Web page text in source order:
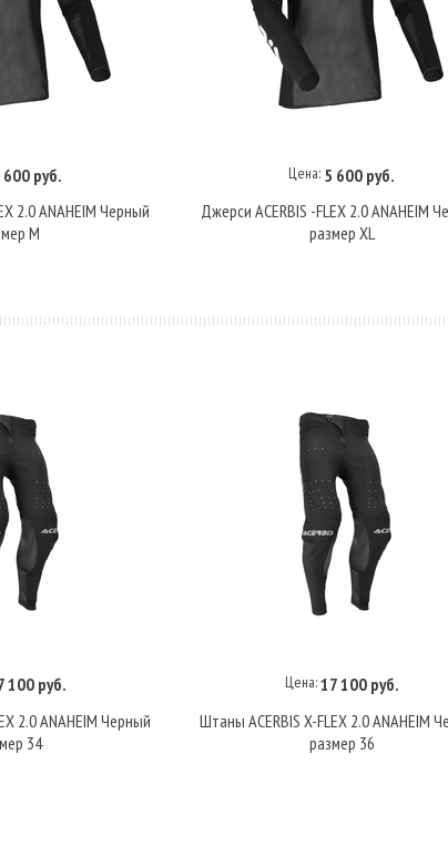
600 руб.
2.0 ANAHEIM Черный
M
В корзину
Цена: 5 600 руб.
Джерси ACERBIS -FLEX 2.0 ANAHEIM
размер XL
100 руб.
2.0 ANAHEIM Черный
34
В корзину
Цена:17 100 руб.
Штаны ACERBIS X-FLEX 2.0 ANAHEIM
размер 36